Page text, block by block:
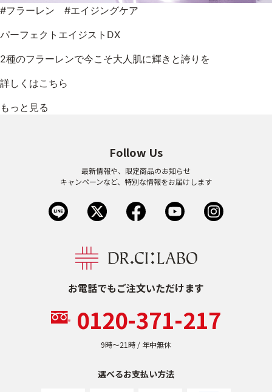
#フラーレン #エイジングケア
パーフェクトエイジストDX
2種のフラーレンで今こそ大人肌に輝きと誇りを
詳しくはこちら
もっと見る
お電話でもご注文いただけます
0120-371-217
9時〜21時 / 年中無休
選べるお支払い方法
Follow Us
最新情報や、限定商品のお知らせ
キャンペーンなど、特別な情報をお届けします